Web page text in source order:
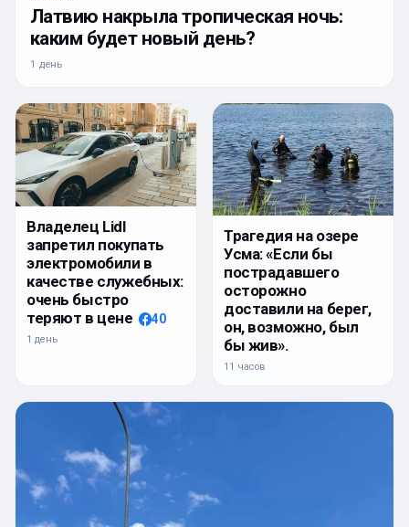
Латвию накрыла тропическая ночь:
каким будет новый день?
1 день
Владелец Lidl
запретил покупать
электромобили в
качестве служебных:
очень быстро
теряют в цене
40
1 день
Трагедия на озере
Усма: «Если бы
пострадавшего
осторожно
доставили на берег,
он, возможно, был
бы жив».
11 часов